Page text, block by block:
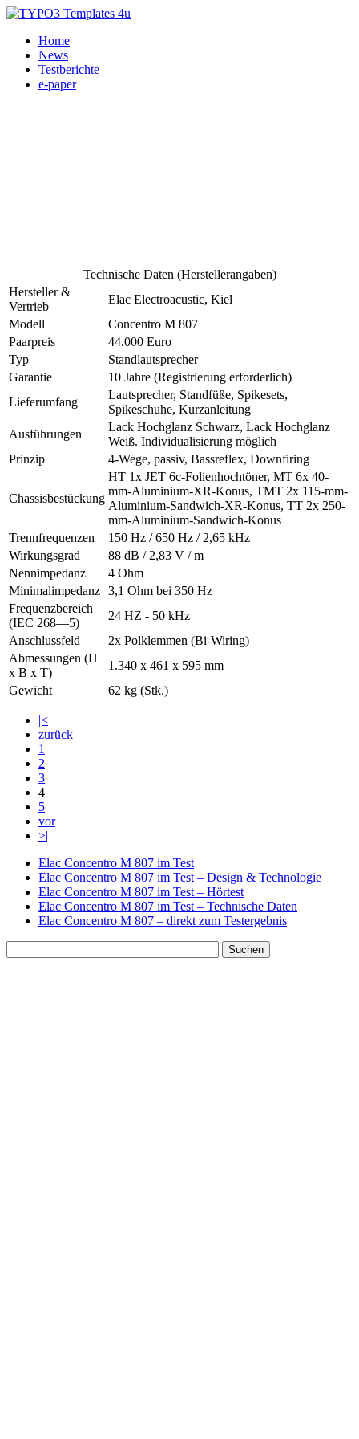
Home
News
Testberichte
e-paper
Technische Daten (Herstellerangaben)
Hersteller &
Vertrieb
Elac Electroacustic, Kiel
Modell
Concentro M 807
Paarpreis
44.000 Euro
Typ
Standlautsprecher
Garantie
10 Jahre (Registrierung erforderlich)
Lieferumfang
Lautsprecher, Standfüße, Spikesets,
Spikeschuhe, Kurzanleitung
Ausführungen
Lack Hochglanz Schwarz, Lack Hochglanz
Weiß. Individualisierung möglich
Prinzip
4-Wege, passiv, Bassreflex, Downfiring
Chassisbestückung
HT 1x JET 6c-Folienhochtöner, MT 6x 40-
mm-Aluminium-XR-Konus, TMT 2x 115-mm-
Aluminium-Sandwich-XR-Konus, TT 2x 250-
mm-Aluminium-Sandwich-Konus
Trennfrequenzen
150 Hz / 650 Hz / 2,65 kHz
Wirkungsgrad
88 dB / 2,83 V / m
Nennimpedanz
4 Ohm
Minimalimpedanz 3,1 Ohm bei 350 Hz
Frequenzbereich
(IEC 268—5)
24 HZ - 50 kHz
Anschlussfeld
2x Polklemmen (Bi-Wiring)
Abmessungen (H
x B x T)
1.340 x 461 x 595 mm
Gewicht
62 kg (Stk.)
|<
zurück
1
2
3
4
5
vor
>|
Elac Concentro M 807 im Test
Elac Concentro M 807 im Test – Design & Technologie
Elac Concentro M 807 im Test – Hörtest
Elac Concentro M 807 im Test – Technische Daten
Elac Concentro M 807 – direkt zum Testergebnis